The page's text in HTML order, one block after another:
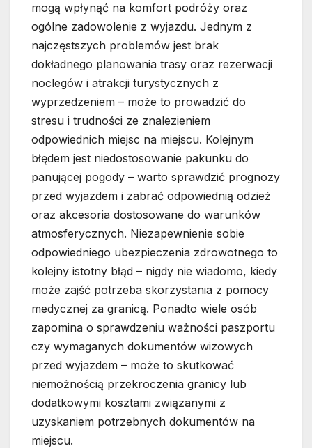
mogą wpłynąć na komfort podróży oraz
ogólne zadowolenie z wyjazdu. Jednym z
najczęstszych problemów jest brak
dokładnego planowania trasy oraz rezerwacji
noclegów i atrakcji turystycznych z
wyprzedzeniem – może to prowadzić do
stresu i trudności ze znalezieniem
odpowiednich miejsc na miejscu. Kolejnym
błędem jest niedostosowanie pakunku do
panującej pogody – warto sprawdzić prognozy
przed wyjazdem i zabrać odpowiednią odzież
oraz akcesoria dostosowane do warunków
atmosferycznych. Niezapewnienie sobie
odpowiedniego ubezpieczenia zdrowotnego to
kolejny istotny błąd – nigdy nie wiadomo, kiedy
może zajść potrzeba skorzystania z pomocy
medycznej za granicą. Ponadto wiele osób
zapomina o sprawdzeniu ważności paszportu
czy wymaganych dokumentów wizowych
przed wyjazdem – może to skutkować
niemożnością przekroczenia granicy lub
dodatkowymi kosztami związanymi z
uzyskaniem potrzebnych dokumentów na
miejscu.